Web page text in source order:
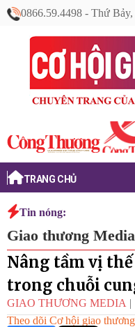
0866.59.4498 - Thứ Bảy,
TRANG CHỦ
Tin nóng:
Giao thương Media
Nâng tầm vị
trong chuỗi
GIAO THƯƠNG MEDIA
Theo dõi Cơ hội giao